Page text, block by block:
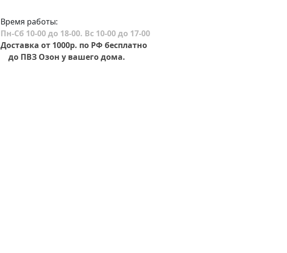
Время работы:
Пн-Сб 10-00 до 18-00. Вс 10-00 до 17-00
Доставка от 1000р. по РФ бесплатно
до ПВЗ Озон у вашего дома.